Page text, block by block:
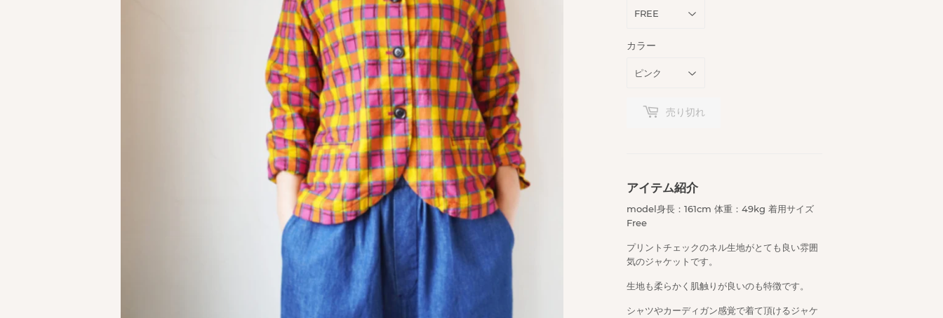
カラー
売り切れ
アイテム紹介
model身長：161cm 体重：49kg 着用サイズ
Free
プリントチェックのネル生地がとても良い雰囲
気のジャケットです。
生地も柔らかく肌触りが良いのも特徴です。
シャツやカーディガン感覚で着て頂けるジャケ